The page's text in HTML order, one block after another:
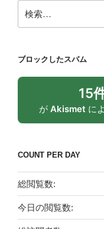
索:
ブロックしたスパム
15
が Akismet に
COUNT PER DAY
総閲覧数:
今日の閲覧数: